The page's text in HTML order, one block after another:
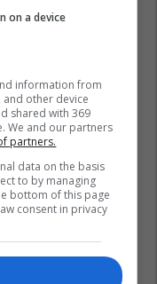
on a device
information from
other device
shared with 369
We and our partners
partners.
data on the basis
to by managing
bottom of this page
consent in privacy